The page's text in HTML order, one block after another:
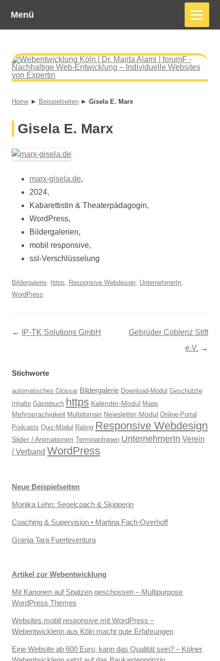
Menü
Home ► Beispielseiten ► Gisela E. Marx
Gisela E. Marx
marx-gisela.de,
2024,
Kabarettistin & Theaterpädagogin,
WordPress,
Bildergalerien,
mobil responsive,
ssl-Verschlüsselung
Bildergalerie, https, Responsive Webdesign, UnternehmerIn,
WordPress
Beitragsnavigation
← IP-TK Solutions GmbH
Gebrüder Coblenz Stift
e.V. →
Stichworte
automatisches Glossar Bildergalerie Download-Modul Geschützte
Inhalte Gästebuch https Kalender-Modul Maps
Mehrsprachigkeit Multidomain Newsletter-Modul Online-Portal
Podcasts Quiz-Modul Rating Responsive Webdesign
Slider / Animationen Terminanfragen UnternehmerIn Verein
/ Verband WordPress
Neue Beispielseiten
Monika Lehn: Segelcoach & Skipperin
Coaching & Supervision • Martina Fach-Overhoff
Granja Tara Fuerteventura
Artikel zur Webentwicklung
Mit Kanonen auf Spatzen geschossen – Multipurpose
WordPress Themes
Websites mobil responsive mit WordPress –
Webentwicklerin aus Köln macht gute Erfahrungen
Eine Website ab 600 Euro, kann das Qualität sein? – Kölner